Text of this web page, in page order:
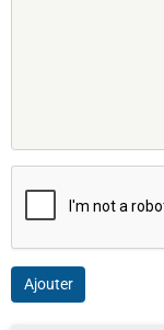
Ajouter